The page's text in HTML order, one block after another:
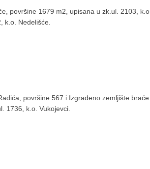
površine 1679 m2, upisana u zk.ul. 2103, k.o.
k.o. Nedelišće.
površine 567 i Izgrađeno zemljište braće
1736, k.o. Vukojevci.